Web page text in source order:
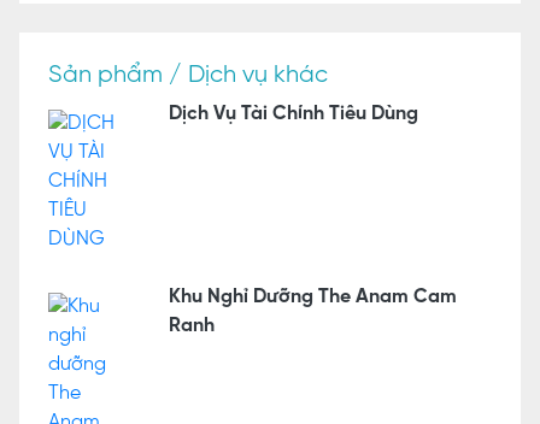
Sản phẩm / Dịch vụ khác
Dịch Vụ Tài Chính Tiêu Dùng
Khu Nghỉ Dưỡng The Anam Cam
Ranh